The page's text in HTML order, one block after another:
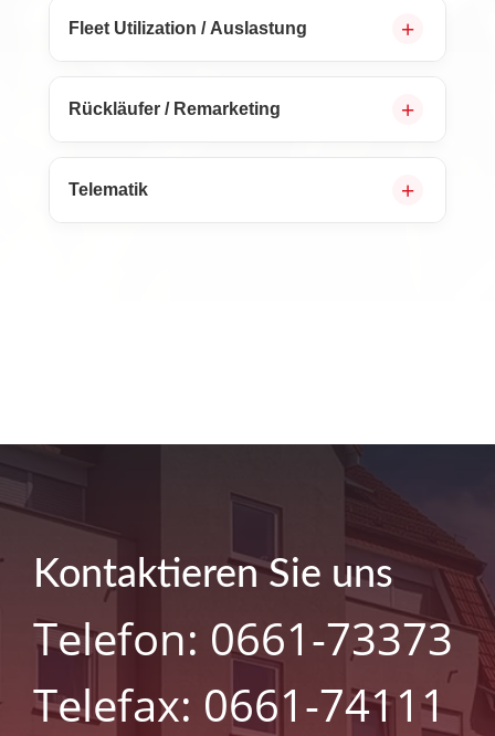
Fleet Utilization / Auslastung
Rückläufer / Remarketing
Telematik
Kontaktieren Sie uns
Telefon: 0661-73373
Telefax: 0661-74111